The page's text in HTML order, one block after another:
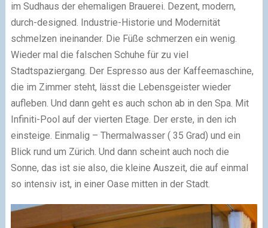
im Sudhaus der ehemaligen Brauerei. Dezent, modern,
durch-designed. Industrie-Historie und Modernität
schmelzen ineinander. Die Füße schmerzen ein wenig.
Wieder mal die falschen Schuhe für zu viel
Stadtspaziergang. Der Espresso aus der Kaffeemaschine,
die im Zimmer steht, lässt die Lebensgeister wieder
aufleben. Und dann geht es auch schon ab in den Spa. Mit
Infiniti-Pool auf der vierten Etage. Der erste, in den ich
einsteige. Einmalig – Thermalwasser ( 35 Grad) und ein
Blick rund um Zürich. Und dann scheint auch noch die
Sonne, das ist sie also, die kleine Auszeit, die auf einmal
so intensiv ist, in einer Oase mitten in der Stadt.